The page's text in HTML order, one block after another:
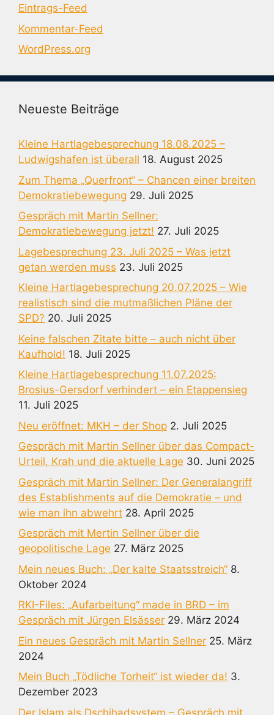
Eintrags-Feed
Kommentar-Feed
WordPress.org
Neueste Beiträge
Kleine Hartlagebesprechung 18.08.2025 –
Ludwigshafen ist überall 18. August 2025
Zum Thema „Querfront“ – Chancen einer breiten
Demokratiebewegung 29. Juli 2025
Gespräch mit Martin Sellner:
Demokratiebewegung jetzt! 27. Juli 2025
Lagebesprechung 23. Juli 2025 – Was jetzt
getan werden muss 23. Juli 2025
Kleine Hartlagebesprechung 20.07.2025 – Wie
realistisch sind die mutmaßlichen Pläne der
SPD? 20. Juli 2025
Keine falschen Zitate bitte – auch nicht über
Kaufhold! 18. Juli 2025
Kleine Hartlagebesprechung 11.07.2025:
Brosius-Gersdorf verhindert – ein Etappensieg
11. Juli 2025
Neu eröffnet: MKH – der Shop 2. Juli 2025
Gespräch mit Martin Sellner über das Compact-
Urteil, Krah und die aktuelle Lage 30. Juni 2025
Gespräch mit Martin Sellner: Der Generalangriff
des Establishments auf die Demokratie – und
wie man ihn abwehrt 28. April 2025
Gespräch mit Mertin Sellner über die
geopolitische Lage 27. März 2025
Mein neues Buch: „Der kalte Staatsstreich“ 8.
Oktober 2024
RKI-Files: „Aufarbeitung“ made in BRD – im
Gespräch mit Jürgen Elsässer 29. März 2024
Ein neues Gespräch mit Martin Sellner 25. März
2024
Mein Buch „Tödliche Torheit“ ist wieder da! 3.
Dezember 2023
Der Islam als Dschihadsystem – Gespräch mit